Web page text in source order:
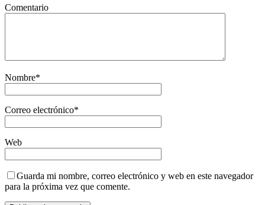
Comentario
Nombre*
Correo electrónico*
Web
Guarda mi nombre, correo electrónico y web en este navegador
para la próxima vez que comente.